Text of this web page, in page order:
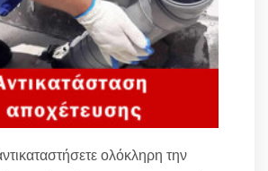
ολόκληρη την